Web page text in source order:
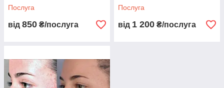
Послуга
від 850 ₴/послуга
Послуга
від 1 200 ₴/послуга